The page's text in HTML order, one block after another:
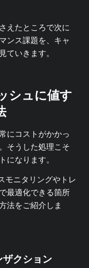
えたところで次に
ンス課題を、キャ
ていきます。
シュに値す
にコストがかかっ
そうした処理こそ
になります。
モニタリングやトレ
最適化できる箇所
法をご紹介しま
クション